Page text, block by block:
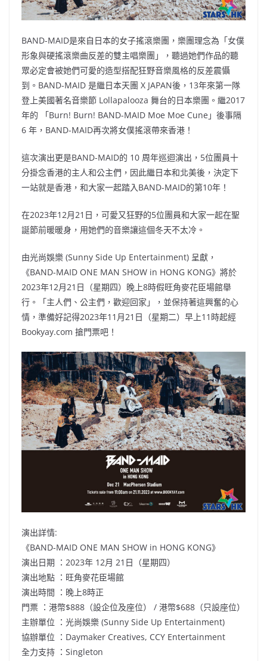
BAND-MAID是來自日本的女子搖滾樂團，樂團理念為「女僕
形象與硬搖滾樂曲反差的雙主唱樂團」，聽過她們作品的聽
眾必定會被她們可愛的造型搭配狂野音樂風格的反差震懾
到。BAND-MAID 是繼日本天團 X JAPAN後，13年來第一隊
登上美國著名音樂節 Lollapalooza 舞台的日本樂團。繼2017
年的 「Burn! Burn! BAND-MAID Moe Moe Cune」後事隔
6️ 年，BAND-MAID再次將女僕搖滾帶來香港！
這次演出更是BAND-MAID的 10 周年巡迴演出，5位團員十
分掛念香港的主人和公主們，因此繼日本和北美後，決定下
一站就是香港，和大家一起踏入BAND-MAID的第10年！
在2023年12月21日，可愛又狂野的5位團員和大家一起在聖
誕節前暖暖身，用她們的音樂讓這個冬天不太冷。
由光尚娛樂 (Sunny Side Up Entertainment) 呈獻，
《BAND-MAID ONE MAN SHOW in HONG KONG》將於
2023年12月21日（星期四）晚上8時假旺角麥花臣場館舉
行。「主人們、公主們，歡迎回家」，並保持著這興奮的心
情，準備好記得2023年11月21日（星期二）早上11時起經
Bookyay.com 搶門票吧！
演出詳情:
《BAND-MAID ONE MAN SHOW in HONG KONG》
演出日期 ：2023年 12月 21日（星期四）
演出地點 ：旺角麥花臣場館
演出時間 ：晚上8時正
門票 ：港幣$888（設企位及座位） / 港幣$688（只設座位）
主辦單位 ：光尚娛樂 (Sunny Side Up Entertainment)
協辦單位 ：Daymaker Creatives, CCY Entertainment
全力支持 ：Singleton